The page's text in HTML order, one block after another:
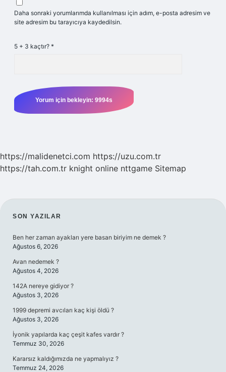
Daha sonraki yorumlarımda kullanılması için adım, e-posta adresim ve
site adresim bu tarayıcıya kaydedilsin.
5 + 3 kaçtır? *
https://malidenetci.com https://uzu.com.tr
https://tah.com.tr knight online nttgame Sitemap
SIDEBAR
SON YAZILAR
Ben her zaman ayakları yere basan biriyim ne demek ?
Ağustos 6, 2026
Avan nedemek ?
Ağustos 4, 2026
142A nereye gidiyor ?
Ağustos 3, 2026
1999 depremi avcıları kaç kişi öldü ?
Ağustos 3, 2026
İyonik yapılarda kaç çeşit kafes vardır ?
Temmuz 30, 2026
Kararsız kaldığımızda ne yapmalıyız ?
Temmuz 24, 2026